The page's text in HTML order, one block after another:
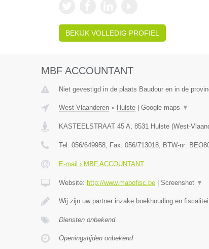
BEKIJK VOLLEDIG PROFIEL
MBF ACCOUNTANT
Niet gevestigd in de plaats Baudour en in de
West-Vlaanderen» Hulste| Google maps ▼
KASTEELSTRAAT 45 A, 8531 Hulste(West-
Tel: 056/649958, Fax: 056/713018, BTW-nr:
E-mail › MBF ACCOUNTANT
Website: http://www.mabofisc.be| Screenshot ▼
Wij zijn uw partner inzake boekhouding en
Diensten onbekend
Openingstijden onbekend